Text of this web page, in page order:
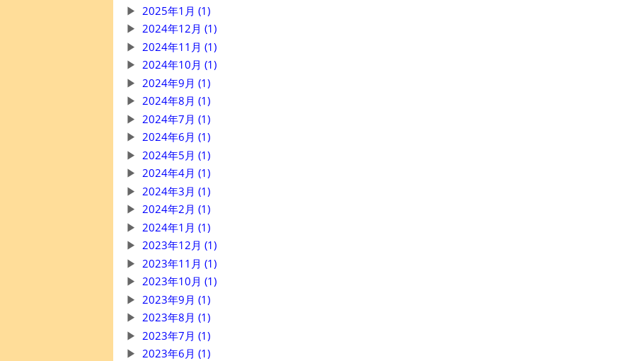
2025年1月 (1)
2024年12月 (1)
2024年11月 (1)
2024年10月 (1)
2024年9月 (1)
2024年8月 (1)
2024年7月 (1)
2024年6月 (1)
2024年5月 (1)
2024年4月 (1)
2024年3月 (1)
2024年2月 (1)
2024年1月 (1)
2023年12月 (1)
2023年11月 (1)
2023年10月 (1)
2023年9月 (1)
2023年8月 (1)
2023年7月 (1)
2023年6月 (1)